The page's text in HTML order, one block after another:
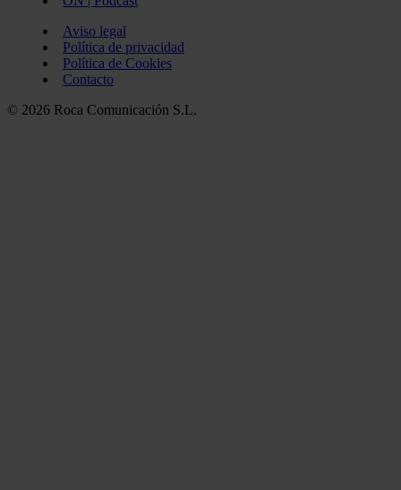
Aviso legal
Política de privacidad
Política de Cookies
Contacto
© 2026 Roca Comunicación S.L.